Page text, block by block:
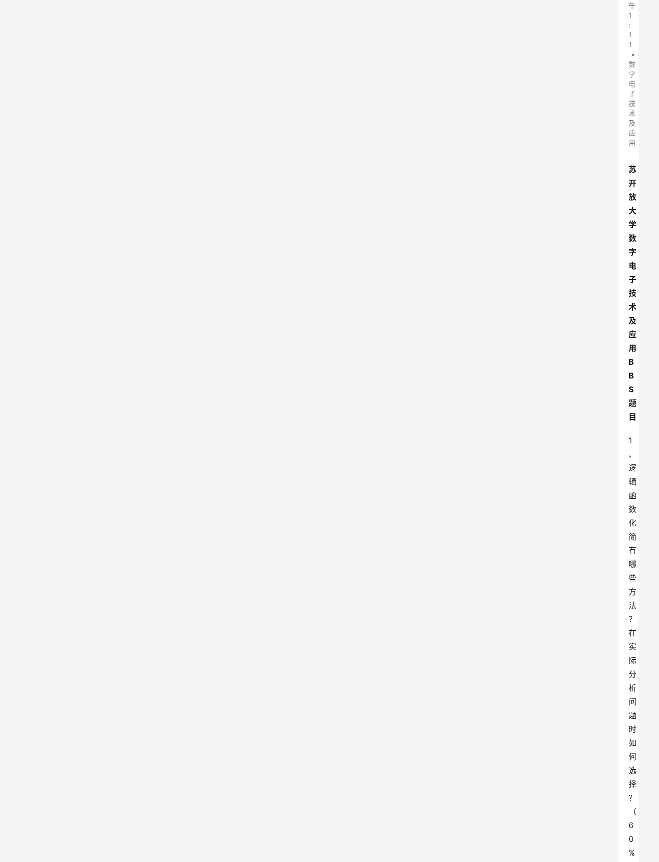
午
1
:
1
1
•
数
字
电
子
技
术
及
应
用
苏
开
放
大
学
数
字
电
子
技
术
及
应
用
B
B
S
题
目
1
、
逻
辑
函
数
化
简
有
哪
些
方
法
？
在
实
际
分
析
问
题
时
如
何
选
择
？
（
6
0
%